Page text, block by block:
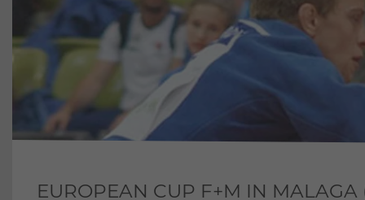
EUROPEAN CUP F+M IN MALAGA